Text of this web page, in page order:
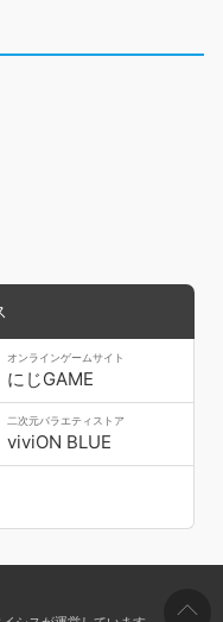
オンラインゲームサイト
にじGAME
二次元バラエティストア
viviON BLUE